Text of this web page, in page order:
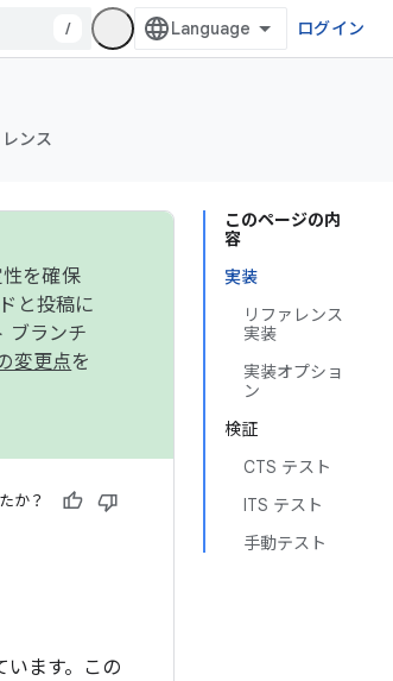
/ ログイン
ンス
このページの内
容
実装
リファレンス
実装
実装オプショ
ン
検証
CTS テスト
ITS テスト
手動テスト
を確保
と投稿に
ブランチ
変更点を
か？
います。この